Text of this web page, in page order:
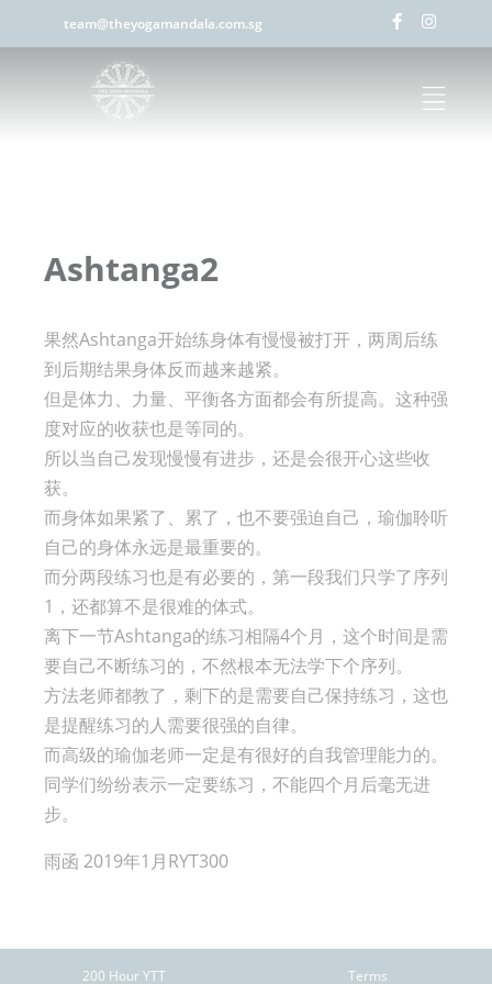
team@theyogamandala.com.sg
Ashtanga2
果然Ashtanga开始练身体有慢慢被打开，两周后练
到后期结果身体反而越来越紧。
但是体力、力量、平衡各方面都会有所提高。这种强
度对应的收获也是等同的。
所以当自己发现慢慢有进步，还是会很开心这些收
获。
而身体如果紧了、累了，也不要强迫自己，瑜伽聆听
自己的身体永远是最重要的。
而分两段练习也是有必要的，第一段我们只学了序列
1，还都算不是很难的体式。
离下一节Ashtanga的练习相隔4个月，这个时间是需
要自己不断练习的，不然根本无法学下个序列。
方法老师都教了，剩下的是需要自己保持练习，这也
是提醒练习的人需要很强的自律。
而高级的瑜伽老师一定是有很好的自我管理能力的。
同学们纷纷表示一定要练习，不能四个月后毫无进
步。
雨函 2019年1月RYT300
200 Hour YTT Terms